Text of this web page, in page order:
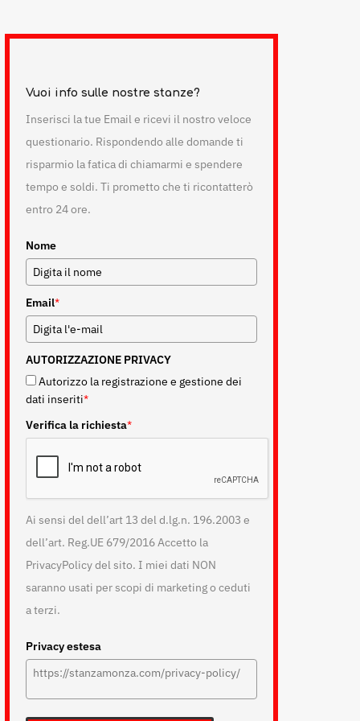
Vuoi info sulle nostre stanze?
Inserisci la tue Email e ricevi il nostro veloce
questionario. Rispondendo alle domande ti
risparmio la fatica di chiamarmi e spendere
tempo e soldi. Ti prometto che ti ricontatterò
entro 24 ore.
Nome
Email*
AUTORIZZAZIONE PRIVACY
Autorizzo la registrazione e gestione dei
dati inseriti*
Verifica la richiesta*
Ai sensi del dell’art 13 del d.lg.n. 196.2003 e
dell’art. Reg.UE 679/2016 Accetto la
PrivacyPolicy del sito. I miei dati NON
saranno usati per scopi di marketing o ceduti
a terzi.
Privacy estesa